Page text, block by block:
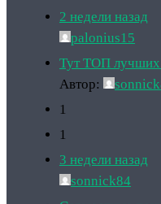
2 недели назад
palonius15
Тут ТОП лучших
Автор:
1
1
3 недели назад
sonnick84